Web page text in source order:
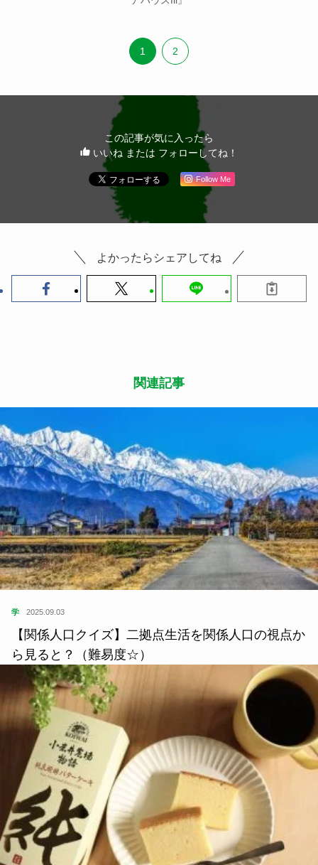
1 2
この記事が気に入ったら
いいね または フォローしてね！
Follow Me
よかったらシェアしてね
関連記事
学 2025.09.03
【関係人口クイズ】二拠点生活を関係人口の視点か
ら見ると？（難易度☆）